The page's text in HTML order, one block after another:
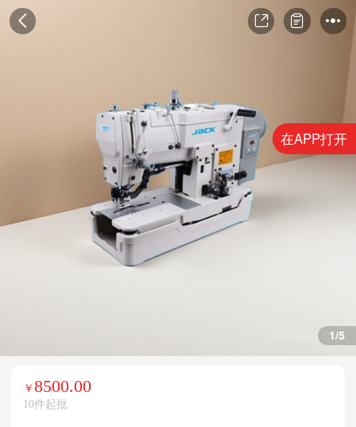
在APP打开
1/5
￥8500.00
10件起批